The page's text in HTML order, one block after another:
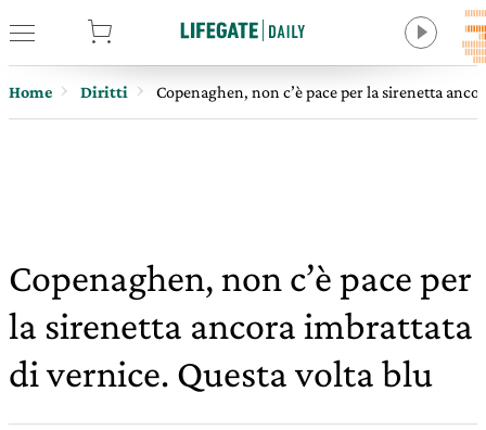
Home Diritti Copenaghen, non c’è pace per la sirenetta
Copenaghen, non c’è pace per
la sirenetta ancora imbrattata
di vernice. Questa volta blu